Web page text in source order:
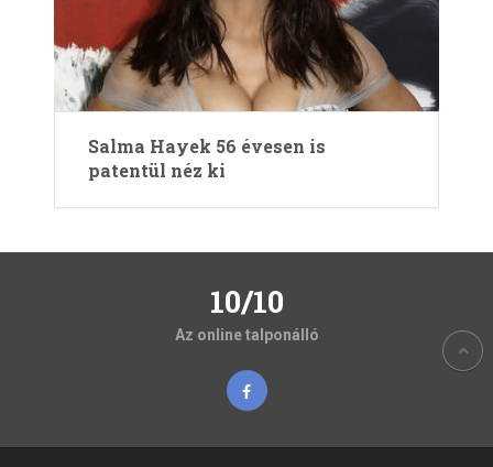
Salma Hayek 56 évesen is
patentül néz ki
10/10
Az online talponálló